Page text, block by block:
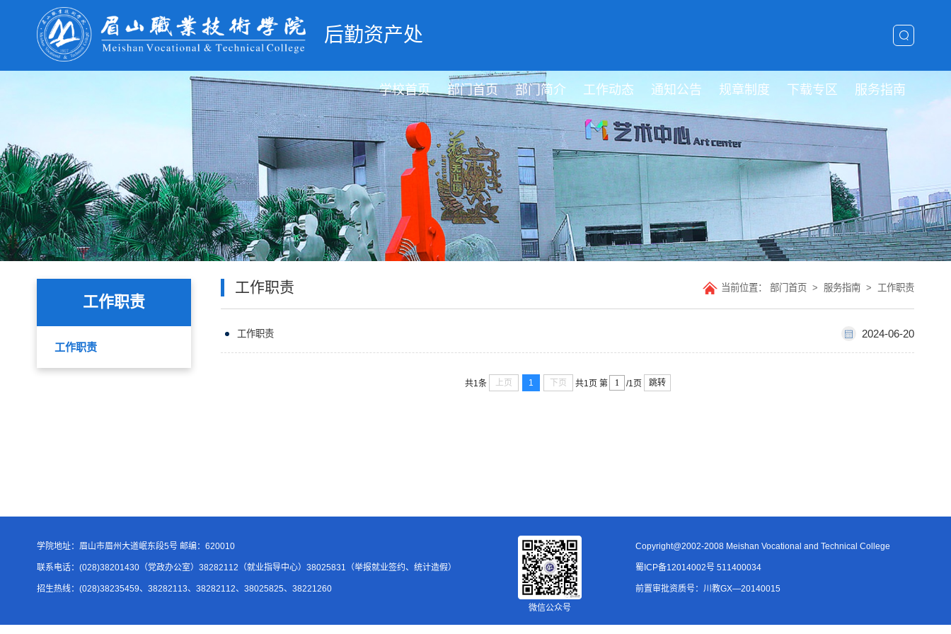
后勤资产处
学校首页 部门首页 部门简介 工作动态 通知公告 规章制度 下载专区 服务指南
工作职责
工作职责
工作职责 当前位置： 部门首页 > 服务指南 > 工作职责
工作职责 2024-06-20
共1条 上页 1 下页 共1页 第 /1页 跳转
学院地址：眉山市眉州大道岷东段5号 邮编：620010
联系电话：(028)38201430（党政办公室）38282112（就业指导中心）38025831（举报就业签约、统计造假）
招生热线：(028)38235459、38282113、38282112、38025825、38221260
微信公众号
Copyright@2002-2008 Meishan Vocational and Technical College
蜀ICP备12014002号 511400034
前置审批资质号：川教GX—20140015